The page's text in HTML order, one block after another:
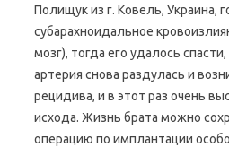
Полищук из г. Ковель, Украина,
субарахноидальное
мозг), тогда его удалось спасти,
артерия снова раздулась и
рецидива, и в этот раз очень
исхода. Жизнь брата можно
операцию по имплантации